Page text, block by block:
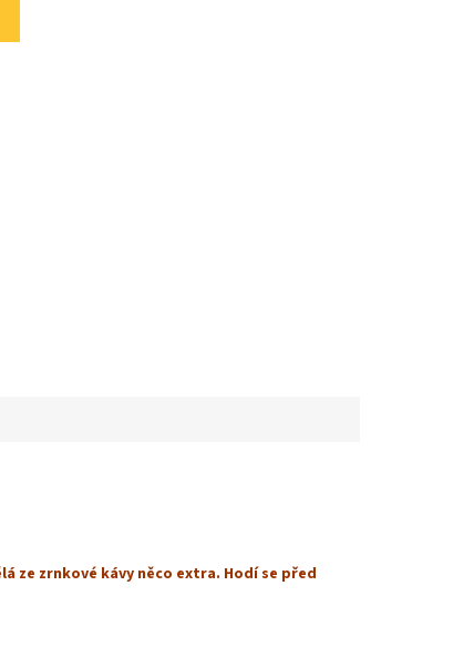
ze zrnkové kávy něco extra. Hodí se před